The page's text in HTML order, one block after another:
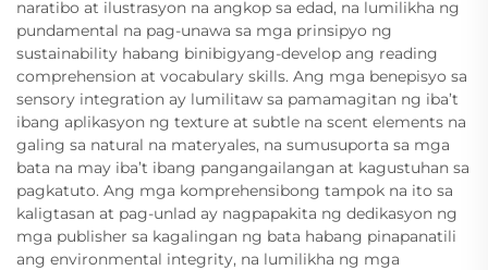
naratibo at ilustrasyon na angkop sa edad, na lumilikha ng
pundamental na pag-unawa sa mga prinsipyo ng
sustainability habang binibigyang-develop ang reading
comprehension at vocabulary skills. Ang mga benepisyo sa
sensory integration ay lumilitaw sa pamamagitan ng iba’t
ibang aplikasyon ng texture at subtle na scent elements na
galing sa natural na materyales, na sumusuporta sa mga
bata na may iba’t ibang pangangailangan at kagustuhan sa
pagkatuto. Ang mga komprehensibong tampok na ito sa
kaligtasan at pag-unlad ay nagpapakita ng dedikasyon ng
mga publisher sa kagalingan ng bata habang pinapanatili
ang environmental integrity, na lumilikha ng mga